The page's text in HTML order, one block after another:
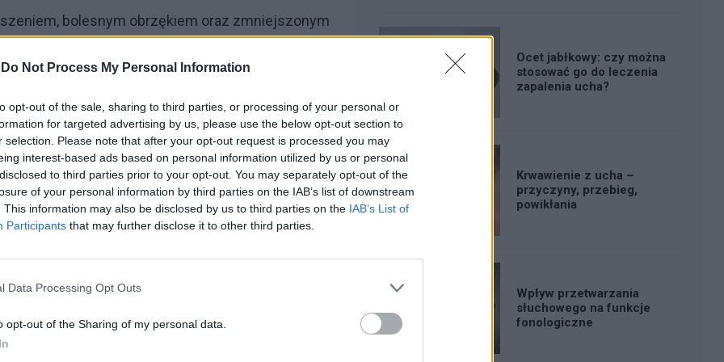
Do Not Process My Personal Information
opt-out of the sale, sharing to third parties, or processing of your personal or
for targeted advertising by us, please use the below opt-out section to
selection. Please note that after your opt-out request is processed you may
interest-based ads based on personal information utilized by us or personal
to third parties prior to your opt-out. You may separately opt-out of the
of your personal information by third parties on the IAB’s list of downstream
This information may also be disclosed by us to third parties on the IAB’s List of
Participants that may further disclose it to other third parties.
Data Processing Opt Outs
opt-out of the Sharing of my personal data.
bolesnym obrzękiem oraz zmniejszonym
ustnej. Czasem może się pojawić wydzielina
W przypadku zapaleń ostrych dodatkowo
Zapalenia przewlekłe charakteryzują się
gęstej i mętnej śliny. Choroba przebiega
zwiększenie wydzielania śliny. W
antybiotyki, łącznie z przepłukiwaniem
ważne jest odpowiednie nawadnianie
stosuje się leki upłynniające ślinę, nawadnianie
przy nieskuteczności tych metod leczenie
Ocet jabłkowy: czy można
stosować go do leczenia
zapalenia ucha?
Krwawienie z ucha –
przyczyny, przebieg,
powikłania
Wpływ przetwarzania
słuchowego na funkcje
fonologiczne